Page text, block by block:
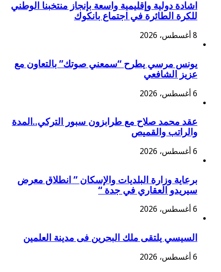
اشادة دولية وإقليمية واسعة بإنجاز منتخبنا الوطني
للكرة الطائرة في اجتماع بانكوك
8 أغسطس، 2026
يونس مرسي يطرح “سمعني صوتك” بالتعاون مع
عزيز الشافعي
6 أغسطس، 2026
عقد محمد صلاح مع طرابزون سبور التركي..المدة
والراتب والقميص
6 أغسطس، 2026
برعاية وزارة البلديات والإسكان ” انطلاق معرض
سيريدو العقاري في جدة “
6 أغسطس، 2026
السيسي يلتقى ملك البحرين فى مدينة العلمين
6 أغسطس، 2026